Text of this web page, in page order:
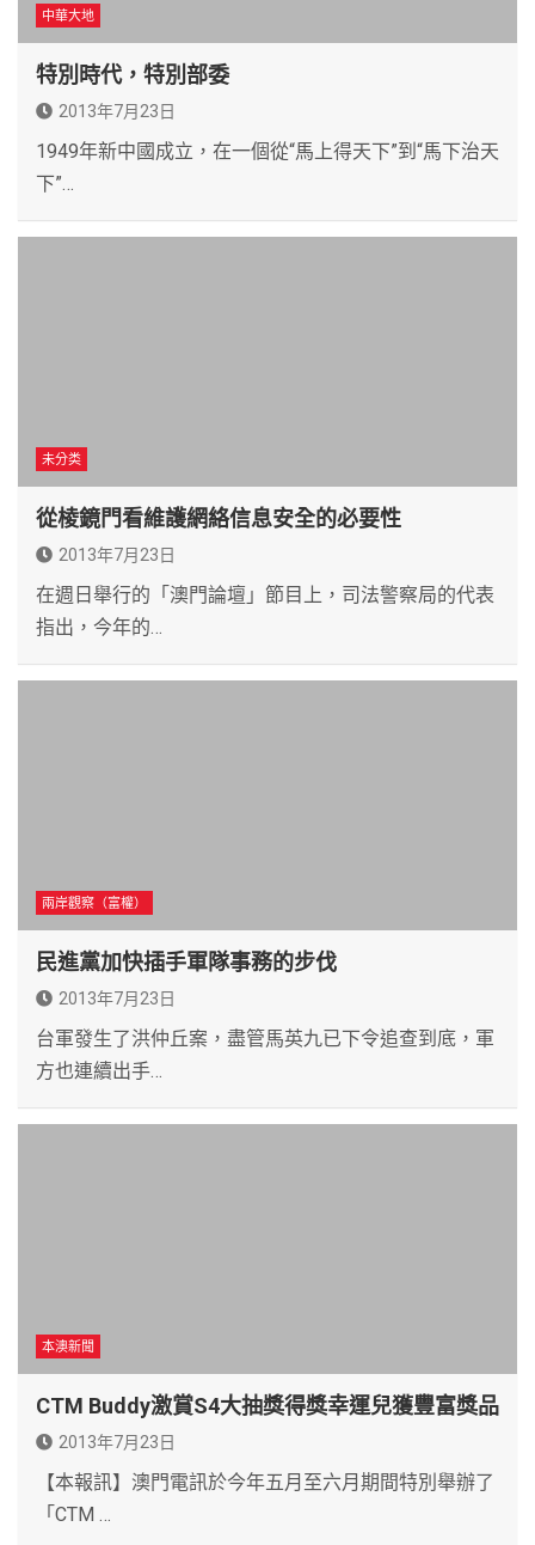
中華大地
特別時代，特別部委
2013年7月23日
1949年新中國成立，在一個從“馬上得天下”到“馬下治天
下”…
未分类
從棱鏡門看維護網絡信息安全的必要性
2013年7月23日
在週日舉行的「澳門論壇」節目上，司法警察局的代表
指出，今年的…
兩岸觀察（富權）
民進黨加快插手軍隊事務的步伐
2013年7月23日
台軍發生了洪仲丘案，盡管馬英九已下令追查到底，軍
方也連續出手…
本澳新聞
CTM Buddy激賞S4大抽獎得獎幸運兒獲豐富獎品
2013年7月23日
【本報訊】澳門電訊於今年五月至六月期間特別舉辦了
「CTM …